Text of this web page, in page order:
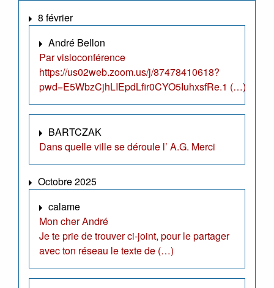
8 février
André Bellon
Par visioconférence
https://us02web.zoom.us/j/87478410618?
pwd=E5WbzCjhLIEpdLfir0CYO5IuhxsfRe.1 (…)
BARTCZAK
Dans quelle ville se déroule l’ A.G. Merci
Octobre 2025
calame
Mon cher André
Je te prie de trouver ci-joint, pour le partager
avec ton réseau le texte de (…)